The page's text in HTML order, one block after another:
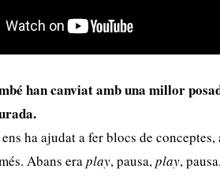
han canviat amb una millor
ens ha ajudat a fer blocs de
Abans eraplay, pausa,play,